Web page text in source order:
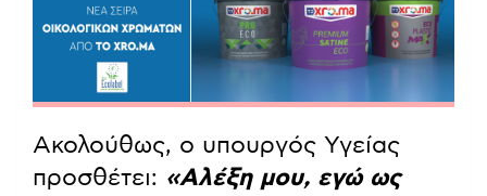
Ακολούθως, ο υπουργός Υγείας
προσθέτει: «Αλέξη μου, εγώ ως